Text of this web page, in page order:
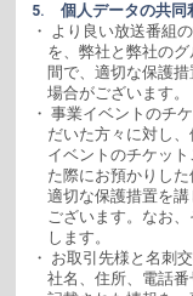
5. 個人データの共同
・ より良い放送番組
を、弊社と弊社の
間で、適切な保護
場合がございます。
・ 事業イベントのチ
だいた方々に対し
イベントのチケッ
た際にお預かりし
適切な保護措置を
ございます。なお
します。
・ お取引先様と名刺
社名、住所、電話